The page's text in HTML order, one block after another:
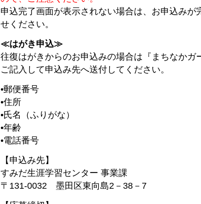
申込完了画面が表示されない場合は、お申込み
せください。
≪はがき申込≫
往復はがきからのお申込みの場合は『まちなか
ご記入して申込み先へ送付してください。
•郵便番号
•住所
•氏名（ふりがな）
•年齢
•電話番号
【申込み先】
すみだ生涯学習センター 事業課
〒131-0032 墨田区東向島2－38－7